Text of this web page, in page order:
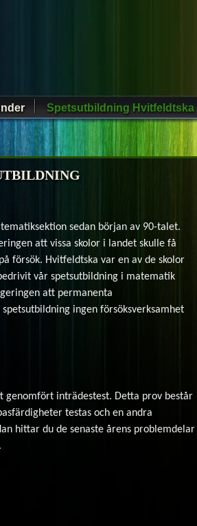
Spetsutbildning Hvitfeldtska
sedan början av 90-talet.
att vissa skolor i landet skulle få
försök. Hvitfeldtska var en av de skolor
vår spetsutbildning i matematik
att permanenta
ingen försöksverksamhet
genomfört inträdestest. Detta prov består
testas och en andra
hittar du de senaste årens problemdelar